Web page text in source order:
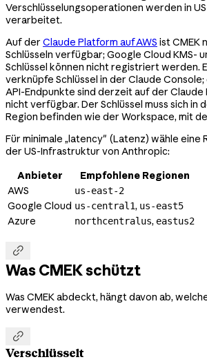
Verschlüsselungsoperationen werden in
verarbeitet.
Auf der Claude Platform auf AWS ist CMEK
Schlüsseln verfügbar; Google Cloud KMS-
Schlüssel können nicht registriert werden.
verknüpfe Schlüssel in der Claude Console;
API-Endpunkte sind derzeit auf der Claude
nicht verfügbar. Der Schlüssel muss sich in
Region befinden wie der Workspace, mit
Für minimale „latency" (Latenz) wähle eine
der US-Infrastruktur von Anthropic:
Anbieter
Empfohlene Regionen
AWS
us-east-2
Google Cloud us-central1, us-east5
Azure northcentralus, eastus2

Was CMEK schützt
Was CMEK abdeckt, hängt davon ab,
verwendest.

Verschlüsselt